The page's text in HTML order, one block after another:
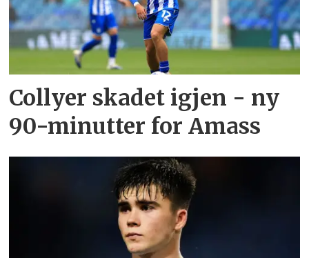
Collyer skadet igjen - ny
90-minutter for Amass